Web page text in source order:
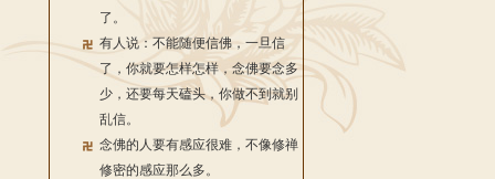
了。
有人说：不能随便信佛，一旦信
了，你就要怎样怎样，念佛要念多
少，还要每天磕头，你做不到就别
乱信。
念佛的人要有感应很难，不像修禅
修密的感应那么多。